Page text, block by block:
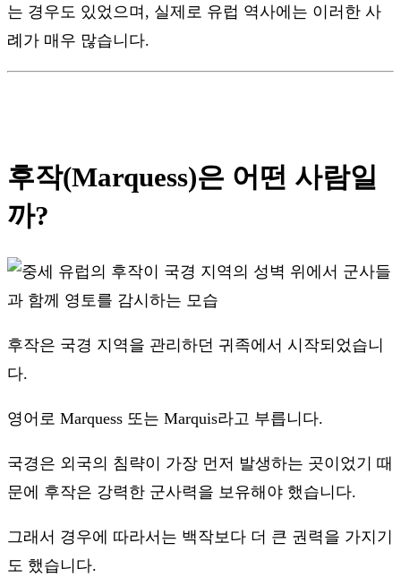
는 경우도 있었으며, 실제로 유럽 역사에는 이러한 사
례가 매우 많습니다.
후작(Marquess)은 어떤 사람일
까?
후작은 국경 지역을 관리하던 귀족에서 시작되었습니
다.
영어로 Marquess 또는 Marquis라고 부릅니다.
국경은 외국의 침략이 가장 먼저 발생하는 곳이었기 때
문에 후작은 강력한 군사력을 보유해야 했습니다.
그래서 경우에 따라서는 백작보다 더 큰 권력을 가지기
도 했습니다.